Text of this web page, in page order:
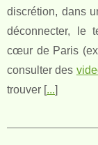
discrétion, dans
déconnecter, le
cœur de Paris
consulter des
trouver [...]